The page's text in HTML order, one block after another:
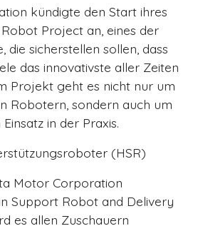
kündigte den Start ihres
Project an, eines der
die sicherstellen sollen, dass
das innovativste aller Zeiten
Projekt geht es nicht nur um
Robotern, sondern auch um
in der Praxis.
(HSR)
Motor Corporation
Support Robot and Delivery
es allen Zuschauern